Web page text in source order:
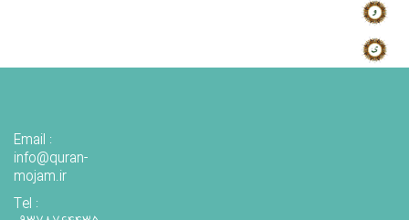
Email :
info@quran-
mojam.ir
Tel :